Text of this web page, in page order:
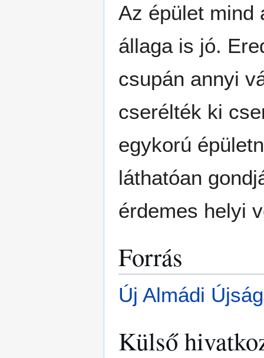
Az épület mind
állaga is jó.
csupán annyi
cserélték ki
egykorú
láthatóan
érdemes helyi
Forrás
Új Almádi Újság
Külső